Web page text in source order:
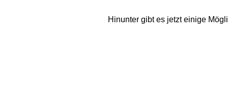
Hinunter gibt es jetzt einige